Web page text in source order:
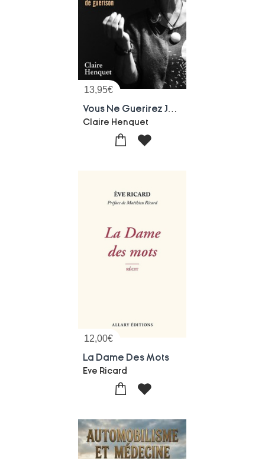
13,95€
Claire Henquet
12,00€
La Dame Des Mots
Eve Ricard